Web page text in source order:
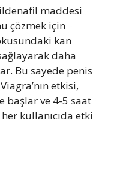
maddesi
çözmek için
kan
daha
Bu sayede penis
etkisi,
başlar ve 4-5 saat
kullanıcıda etki